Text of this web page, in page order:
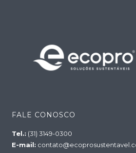
FALE CONOSCO
Tel.: (31) 3149-0300
E-mail: